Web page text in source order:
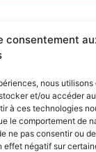
consentement
nous
et/ou accéder
à ces technologies
le comportement de
ne pas consentir ou
effet négatif sur
accepter les
et activer ce